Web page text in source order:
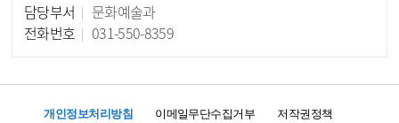
담당부서
문화예술과
전화번호
031-550-8359
개인정보처리방침 이메일무단수집거부
저작권정책